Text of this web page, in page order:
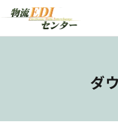
ダ